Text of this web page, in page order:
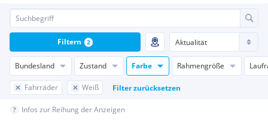
Bundesland Zustand Farbe Rahmengröße
Fahrräder Weiß Filter zurücksetzen
Filtern 2
Infos zur Reihung der Anzeigen